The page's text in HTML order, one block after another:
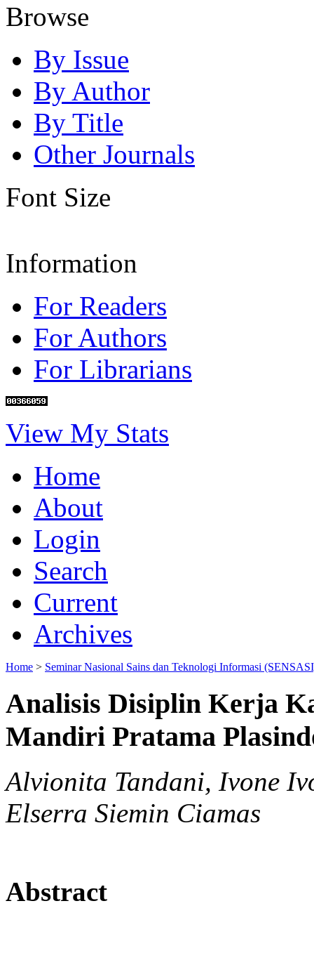
Browse
By Issue
By Author
By Title
Other Journals
Font Size
Information
For Readers
For Authors
For Librarians
View My Stats
Home
About
Login
Search
Current
Archives
Home > Seminar Nasional Sains dan Teknologi Informasi
Analisis Disiplin Kerja
Mandiri Pratama
Alvionita Tandani, Ivone
Elserra Siemin Ciamas
Abstract